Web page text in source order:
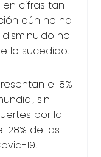
cifras tan
aún no ha
no
lo sucedido.
el 8%
sin
por la
28% de las
19.